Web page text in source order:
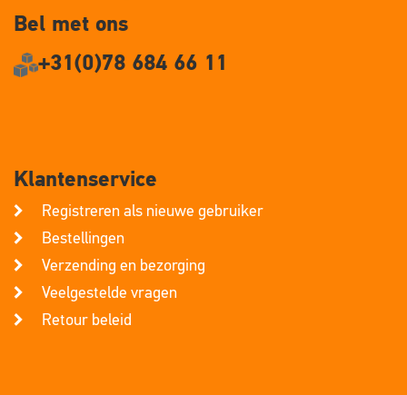
Bel met ons
+31(0)78 684 66 11
Klantenservice
Registreren als nieuwe gebruiker
Bestellingen
Verzending en bezorging
Veelgestelde vragen
Retour beleid